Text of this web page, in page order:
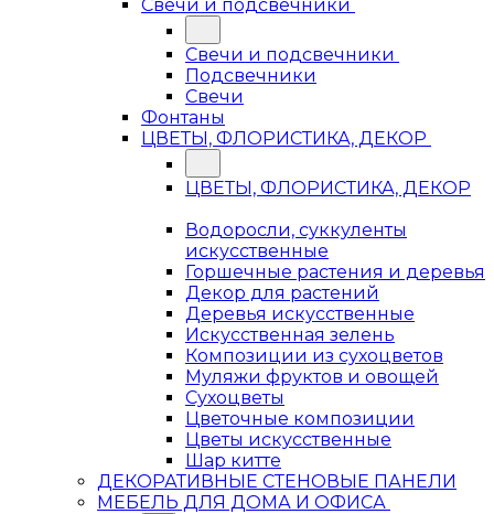
Свечи и подсвечники
Свечи и подсвечники
Подсвечники
Свечи
Фонтаны
ЦВЕТЫ, ФЛОРИСТИКА, ДЕКОР
ЦВЕТЫ, ФЛОРИСТИКА, ДЕКОР
Водоросли, суккуленты
искусственные
Горшечные растения и деревья
Декор для растений
Деревья искусственные
Искусственная зелень
Композиции из сухоцветов
Муляжи фруктов и овощей
Сухоцветы
Цветочные композиции
Цветы искусственные
Шар китте
ДЕКОРАТИВНЫЕ СТЕНОВЫЕ ПАНЕЛИ
МЕБЕЛЬ ДЛЯ ДОМА И ОФИСА